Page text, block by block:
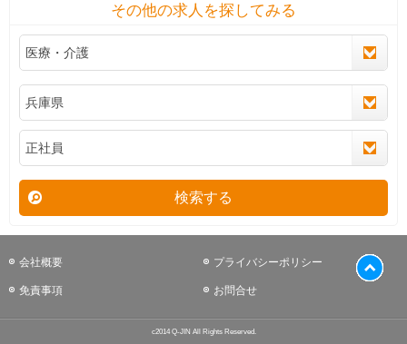
その他の求人を探してみる
検索する
会社概要 プライバシーポリシー
免責事項 お問合せ
c2014 Q-JIN All Rights Reserved.